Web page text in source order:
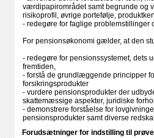
værdipapirområdet samt begrunde og
risikoprofil, øvrige portefølje,
- redegøre for faglige
For pensionsøkonomi gælder, at den
- redegøre for pensionssystemet, dets
fremtiden,
- forstå de grundlæggende principper
forsikringsprodukter
- vurdere pensionsprodukter der
skattemæssige aspekter, juridiske
- demonstrere forståelse for
pensionsprodukter samt diverse
Forudsætninger for indstilling til